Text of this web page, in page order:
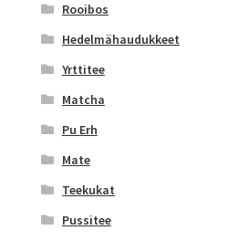
Rooibos
Hedelmähaudukkeet
Yrttitee
Matcha
Pu Erh
Mate
Teekukat
Pussitee